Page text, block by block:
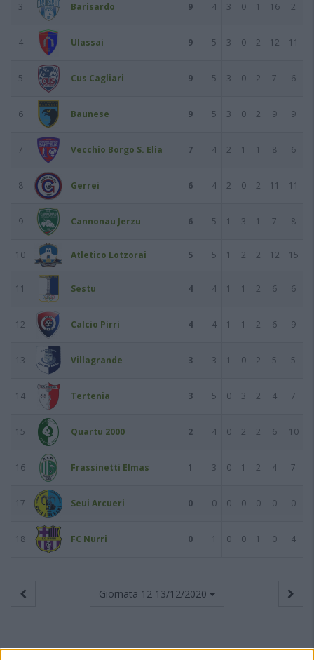
3 Barisardo 9 4 3 0 1 16 2
4 Ulassai 9 5 3 0 2 12 11
5 Cus Cagliari 9 5 3 0 2 7 6
6 Baunese 9 5 3 0 2 9 9
7 Vecchio Borgo S. Elia 7 4 2 1 1 8 6
8 Gerrei 6 4 2 0 2 11 11
9 Cannonau Jerzu 6 5 1 3 1 7 8
10 Atletico Lotzorai 5 5 1 2 2 12 15
11 Sestu 4 4 1 1 2 6 6
12 Calcio Pirri 4 4 1 1 2 6 9
13 Villagrande 3 3 1 0 2 5 5
14 Tertenia 3 5 0 3 2 4 7
15 Quartu 2000 2 4 0 2 2 6 10
16 Frassinetti Elmas 1 3 0 1 2 4 7
17 Seui Arcueri 0 0 0 0 0 0 0
18 FC Nurri 0 1 0 0 1 0 4
Giornata 12 13/12/2020